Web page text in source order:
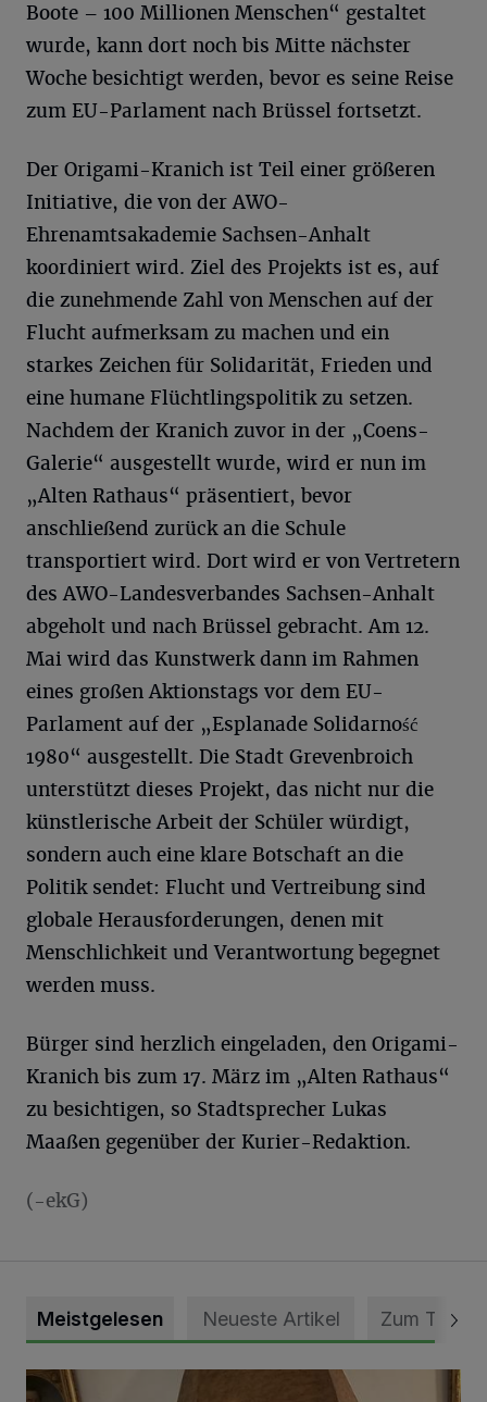
Boote – 100 Millionen Menschen“ gestaltet
wurde, kann dort noch bis Mitte nächster
Woche besichtigt werden, bevor es seine Reise
zum EU-Parlament nach Brüssel fortsetzt.
Der Origami-Kranich ist Teil einer größeren
Initiative, die von der AWO-
Ehrenamtsakademie Sachsen-Anhalt
koordiniert wird. Ziel des Projekts ist es, auf
die zunehmende Zahl von Menschen auf der
Flucht aufmerksam zu machen und ein
starkes Zeichen für Solidarität, Frieden und
eine humane Flüchtlingspolitik zu setzen.
Nachdem der Kranich zuvor in der „Coens-
Galerie“ ausgestellt wurde, wird er nun im
„Alten Rathaus“ präsentiert, bevor
anschließend zurück an die Schule
transportiert wird. Dort wird er von Vertretern
des AWO-Landesverbandes Sachsen-Anhalt
abgeholt und nach Brüssel gebracht. Am 12.
Mai wird das Kunstwerk dann im Rahmen
eines großen Aktionstags vor dem EU-
Parlament auf der „Esplanade Solidarność
1980“ ausgestellt. Die Stadt Grevenbroich
unterstützt dieses Projekt, das nicht nur die
künstlerische Arbeit der Schüler würdigt,
sondern auch eine klare Botschaft an die
Politik sendet: Flucht und Vertreibung sind
globale Herausforderungen, denen mit
Menschlichkeit und Verantwortung begegnet
werden muss.
Bürger sind herzlich eingeladen, den Origami-
Kranich bis zum 17. März im „Alten Rathaus“
zu besichtigen, so Stadtsprecher Lukas
Maaßen gegenüber der Kurier-Redaktion.
(-ekG)
Meistgelesen Neueste Artikel Zum Thema
„Loss dir nix jefalle“ in 7 Tage 1 Song